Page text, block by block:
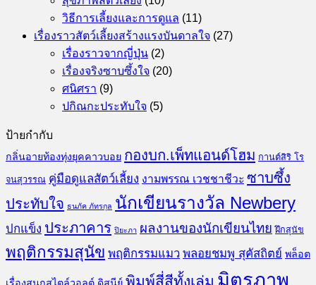
วิธีการเลี้ยงและการดูแล (11)
เรื่องราวสัตว์เลี้ยงสร้างแรงบันดาลใจ (27)
เรื่องราวจากญี่ปุ่น (2)
เรื่องจริงซาบซึ้งใจ (20)
ศนิศรา (9)
ปกิณกะประทับใจ (5)
ป้ายกำกับ
กลิ่นอายท้องทุ่งยุคคาวบอย กองบก.เพ็ทแอนด์โฮม กานต์สิริ โร
จนสุวรรณ คู่มือดูแลสัตว์เลี้ยง งามพรรณ เวชชาชีวะ ซาบซึ้ง
ประทับใจ ธนภัค ภัทรกุล นักเขียนรางวัล Newbery
ปกแข็ง ประภาคาร ปิยะภา ผลงานของนักเขียนไทย ฝึกสุนัข
พฤติกรรมสุนัข พฤติกรรมแมว พลอยชมพู สุคัสถิตย์ พล็อต
พิมพ์สี่สีทั้งเล่ม มิตรภาพ